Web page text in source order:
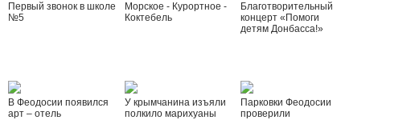
Первый звонок в школе
№5
Морское - Курортное -
Коктебель
Благотворительный
концерт «Помоги
детям Донбасса!»
В Феодосии появился
арт – отель
У крымчанина изъяли
полкило марихуаны
Парковки Феодосии
проверили